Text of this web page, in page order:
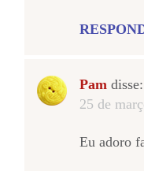
Pam disse:
25 de
Eu adoro